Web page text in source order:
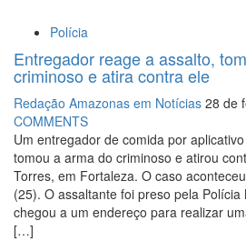
Polícia
Entregador reage a assalto,
criminoso e atira contra ele
Redação Amazonas em Notícias 28 de
COMMENTS
Um entregador de comida por
tomou a arma do criminoso e atirou
Torres, em Fortaleza. O caso
(25). O assaltante foi preso pela
chegou a um endereço para realizar
[…]